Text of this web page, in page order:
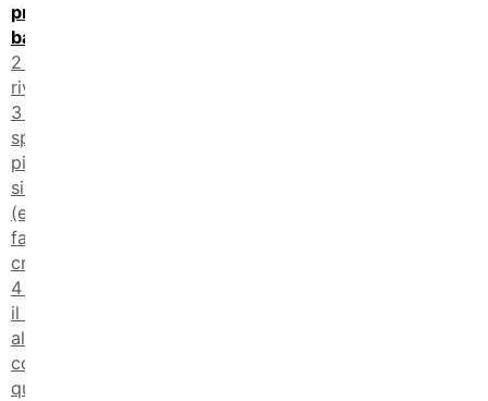
prevede il
bando?
rivolto?
spinta in
più al
sistema ITS
(e a chi lo
fa
crescere)
il tuo
alleato per
cogliere
questa